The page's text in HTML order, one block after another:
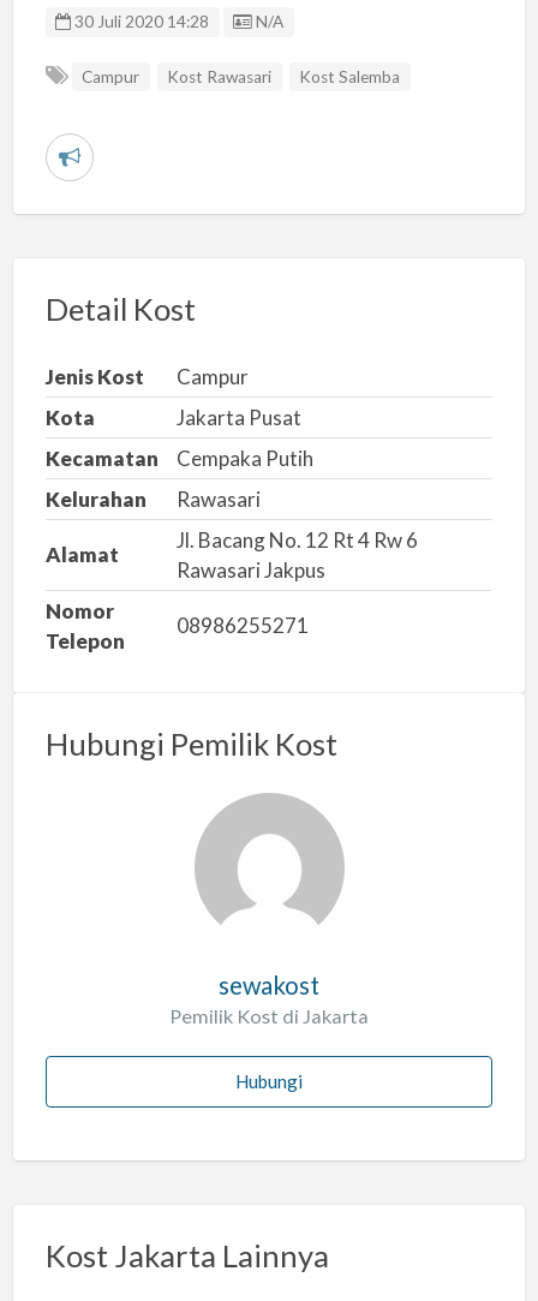
30 Juli 2020 14:28 Listing ID
N/A
Campur Kost Rawasari Kost Salemba
L
r
n
m
a
s
a
l
a
h
Detail Kost
Jenis Kost
Campur
Kota
Jakarta Pusat
Kecamatan
Cempaka Putih
Kelurahan
Rawasari
Alamat
Jl. Bacang No. 12 Rt 4 Rw 6
Rawasari Jakpus
Nomor
Telepon
08986255271
Hubungi Pemilik Kost
sewakost
Pemilik Kost di Jakarta
Hubungi
Kost Jakarta Lainnya